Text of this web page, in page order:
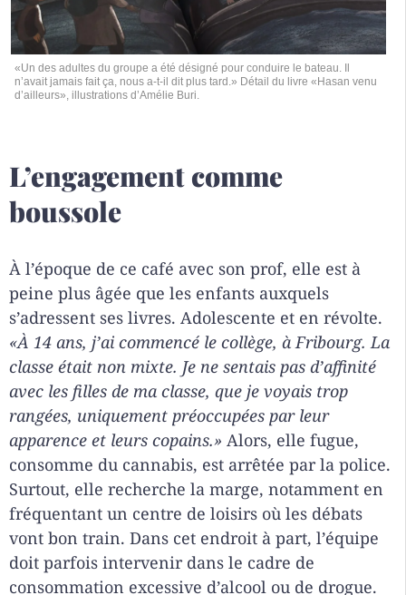
«Un des adultes du groupe a été désigné pour conduire le bateau. Il
n’avait jamais fait ça, nous a-t-il dit plus tard.» Détail du livre «Hasan venu
d’ailleurs», illustrations d’Amélie Buri.
L’engagement comme
boussole
À l’époque de ce café avec son prof, elle est à
peine plus âgée que les enfants auxquels
s’adressent ses livres. Adolescente et en révolte.
«À 14 ans, j’ai commencé le collège, à Fribourg. La
classe était non mixte. Je ne sentais pas d’affinité
avec les filles de ma classe, que je voyais trop
rangées, uniquement préoccupées par leur
apparence et leurs copains.» Alors, elle fugue,
consomme du cannabis, est arrêtée par la police.
Surtout, elle recherche la marge, notamment en
fréquentant un centre de loisirs où les débats
vont bon train. Dans cet endroit à part, l’équipe
doit parfois intervenir dans le cadre de
consommation excessive d’alcool ou de drogue.